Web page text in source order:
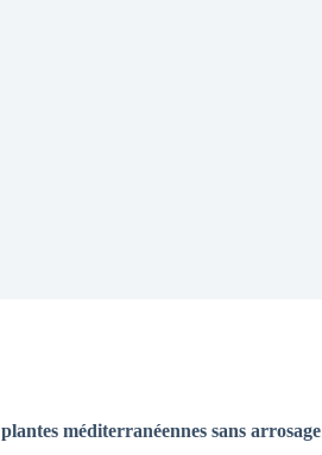
plantes méditerranéennes sans arrosage